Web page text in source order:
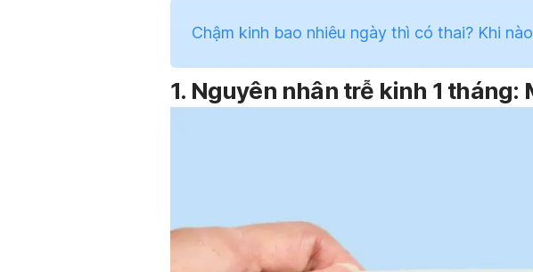
Chậm kinh bao nhiêu ngày thì có thai? Khi
1. Nguyên nhân trễ kinh 1 tháng: